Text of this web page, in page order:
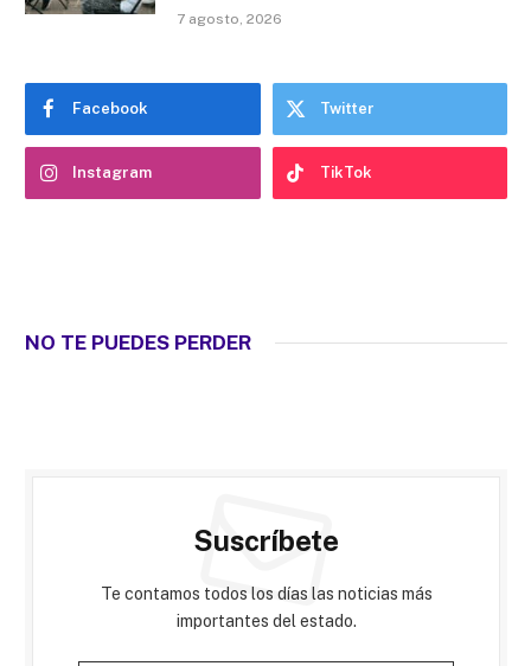
7 agosto, 2026
Facebook Twitter
Instagram TikTok
NO TE PUEDES PERDER
Suscríbete
Te contamos todos los días las noticias más
importantes del estado.